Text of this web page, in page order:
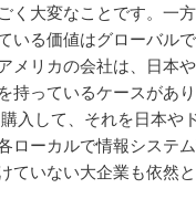
く大変なことです。一
いる価値はグローバル
メリカの会社は、日本
持っているケースがあ
入して、それを日本や
ローカルで情報システ
ていない大企業も依然